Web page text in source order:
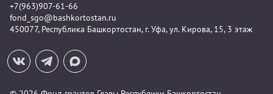
+7(963)907-61-66
fond_sgo@bashkortostan.ru
450077, Республика Башкортостан, г. Уфа, ул. Кирова, 15, 3 этаж